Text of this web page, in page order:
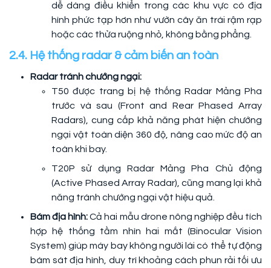
dễ dàng điều khiển trong các khu vực có địa
hình phức tạp hơn như vườn cây ăn trái rậm rạp
hoặc các thửa ruộng nhỏ, không bằng phẳng.
2.4. Hệ thống radar & cảm biến an toàn
Radar tránh chướng ngại:
T50 được trang bị hệ thống Radar Mảng Pha
trước và sau (Front and Rear Phased Array
Radars), cung cấp khả năng phát hiện chướng
ngại vật toàn diện 360 độ, nâng cao mức độ an
toàn khi bay.
T20P sử dụng Radar Mảng Pha Chủ động
(Active Phased Array Radar), cũng mang lại khả
năng tránh chướng ngại vật hiệu quả.
Bám địa hình:Cả hai mẫu drone nông nghiệp đều tích
hợp hệ thống tầm nhìn hai mắt (Binocular Vision
System) giúp máy bay không người lái có thể tự động
bám sát địa hình, duy trì khoảng cách phun rải tối ưu